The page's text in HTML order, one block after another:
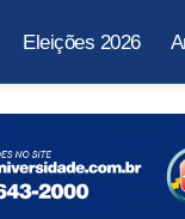
Eleições 2026